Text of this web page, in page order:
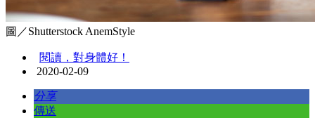
圖／Shutterstock AnemStyle
閱讀，對身體好！
2020-02-09
分享
傳送